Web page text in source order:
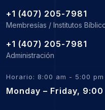
+1 (407) 205-7981
Membresías / Institutos
+1 (407) 205-7981
Administración
Horario: 8:00 am - 5:00 pm
Monday – Friday, 9:00